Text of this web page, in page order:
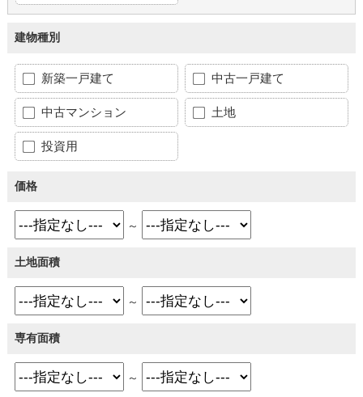
建物種別
新築一戸建て 中古一戸建て
中古マンション 土地
投資用
価格
～
土地面積
～
専有面積
～